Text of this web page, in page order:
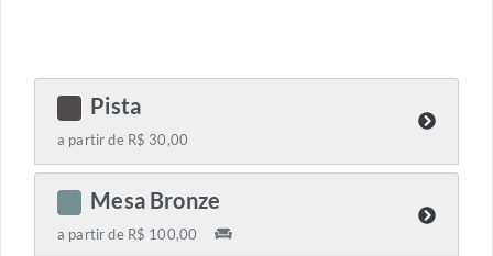
Pista
a partir de R$ 30,00
Mesa Bronze
a partir de R$ 100,00